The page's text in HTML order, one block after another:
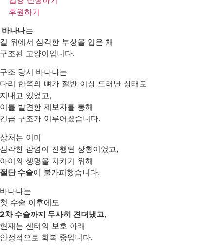
후원하기
바나나는
길 위에서 심각한 부상을 입은 채
구조된 고양이입니다.
구조 당시 바나나는
다리 한쪽의 뼈가 절반 이상 드러난 상태로
지내고 있었고,
이를 발견한 제보자를 통해
긴급 구조가 이루어졌습니다.
상처는 이미
심각한 감염이 진행된 상황이었고,
아이의 생명을 지키기 위해
절단 수술이 불가피했습니다.
바나나는
첫 수술 이후에도
2차 수술까지 무사히 견뎌냈고,
현재는 센터의 보호 아래
안정적으로 회복 중입니다.